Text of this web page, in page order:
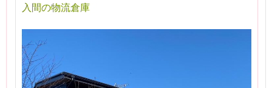
入間の物流倉庫